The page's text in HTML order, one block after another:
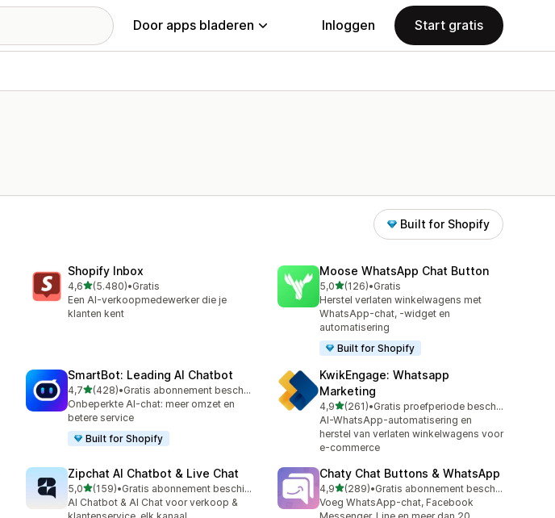
Door apps bladeren Inloggen Start gratis
Built for Shopify
Shopify Inbox
4,6van 5 sterren
(5.480)
5480 recensies in totaal
•Gratis
Een AI-verkoopmedewerker die je
klanten kent
Moose WhatsApp Chat Button
5,0van 5 sterren
(126)
126 recensies in totaal
•Gratis
Herstel verlaten winkelwagens met
WhatsApp-chat, -widget en
automatisering
Built for Shopify
SmartBot: Leading AI Chatbot
4,7van 5 sterren
(428)
428 recensies in totaal
•
Gratis abonnement beschikbaar
Onbeperkte AI-chat: meer omzet en
betere service
Built for Shopify
KwikEngage: Whatsapp
Marketing
4,9van 5 sterren
(261)
261 recensies in totaal
•
Gratis proefperiode beschikbaar
AI-WhatsApp-automatisering en
herstel van verlaten winkelwagens voor
e-commerce
Zipchat AI Chatbot & Live Chat
5,0van 5 sterren
(159)
159 recensies in totaal
•
Gratis abonnement beschikbaar
AI Chatbot & AI Chat voor verkoop &
Chaty Chat Buttons & WhatsApp
4,9van 5 sterren
(289)
289 recensies in totaal
•
Gratis abonnement beschikbaar
Voeg WhatsApp-chat, Facebook